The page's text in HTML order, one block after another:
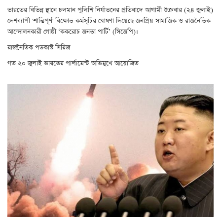
ভারতের বিভিন্ন স্থানে চলমান পুলিশি নির্যাতনের প্রতিবাদে আগামী শুক্রবার (২৪ জুলাই)
দেশব্যাপী 'শান্তিপূর্ণ' বিক্ষোভ কর্মসূচির ঘোষণা দিয়েছে জনপ্রিয় সামাজিক ও রাজনৈতিক
আন্দোলনকারী গোষ্ঠী ‘ককরোচ জনতা পার্টি’ (সিজেপি)।
রাজনৈতিক পডকাস্ট সিরিজ
গত ২০ জুলাই ভারতের পার্লামেন্ট অভিমুখে আয়োজিত